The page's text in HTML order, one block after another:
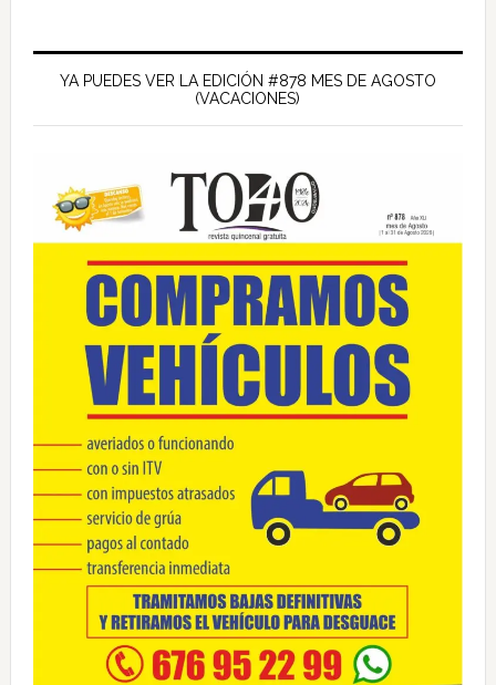
Barra
lateral
principal
YA PUEDES VER LA EDICIÓN #878 MES DE AGOSTO
(VACACIONES)